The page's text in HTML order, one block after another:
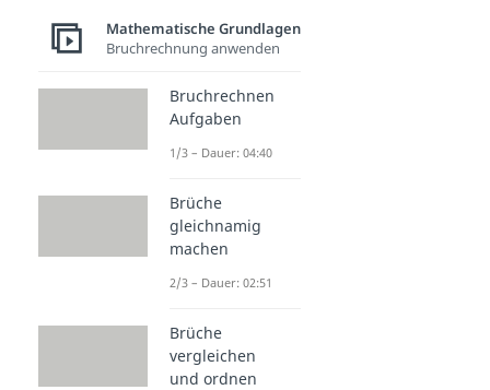
Mathematische Grundlagen
Bruchrechnung anwenden
Bruchrechnen
Aufgaben
1/3 – Dauer: 04:40
Brüche
gleichnamig
machen
2/3 – Dauer: 02:51
Brüche
vergleichen
und ordnen